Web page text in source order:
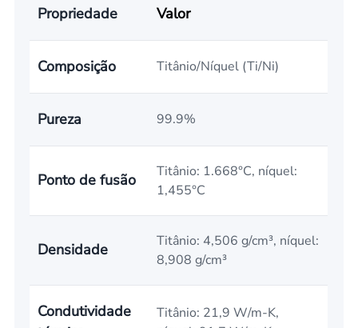
Propriedade Valor
Composição Titânio/Níquel (Ti/Ni)
Pureza 99.9%
Ponto de fusão
Titânio: 1.668°C, níquel:
1,455°C
Densidade
Titânio: 4,506 g/cm³, níquel:
8,908 g/cm³
Condutividade
Titânio: 21,9 W/m-K,